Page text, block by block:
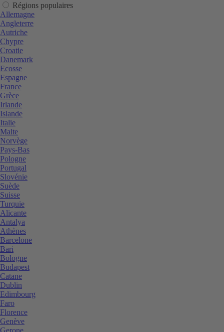
Régions populaires
Allemagne
Angleterre
Autriche
Chypre
Croatie
Danemark
Ecosse
Espagne
France
Grèce
Irlande
Islande
Italie
Malte
Norvège
Pays-Bas
Pologne
Portugal
Slovénie
Suède
Suisse
Turquie
Alicante
Antalya
Athènes
Barcelone
Bari
Bologne
Budapest
Catane
Dublin
Edimbourg
Faro
Florence
Genève
Gerone